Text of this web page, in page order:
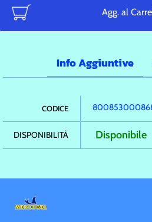
Agg. al
Info Aggiuntive
CODICE
DISPONIBILITÀ Disponibile